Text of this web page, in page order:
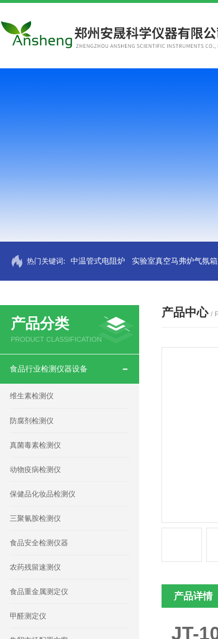
热门关键词: 中温管式电阻炉 实验室真空马弗炉气氛
产品分类
PRODUCT CLASSIFICATION
食品行业检测仪器设备
维生素检测仪
防腐剂检测仪
真菌毒素检测仪
动物疫病检测仪
保健品化妆品检测仪
三聚氰胺检测仪
食品安全检测仪器
农药残留速测仪
食品重金属测定仪
甲醛测定仪
产品中心 /
产品详情
JT-